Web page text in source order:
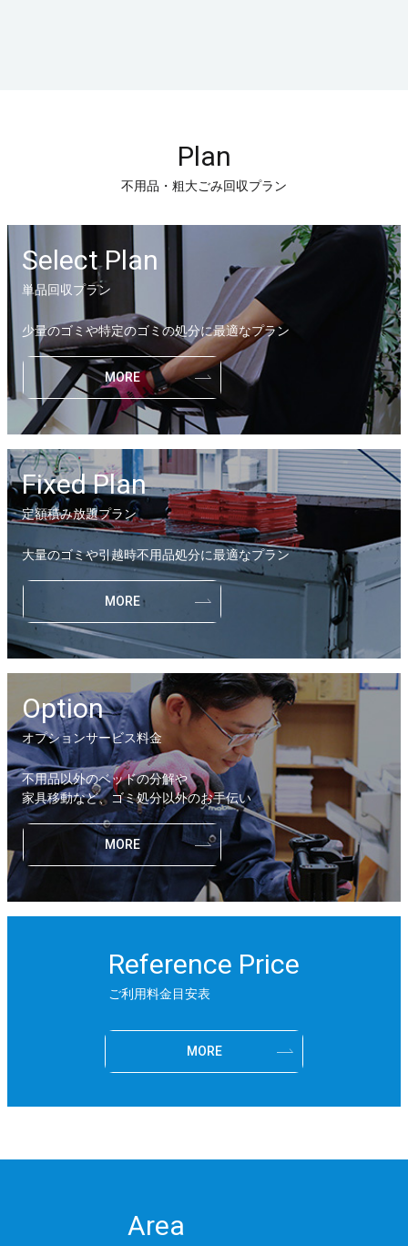
Plan
不用品・粗大ごみ回収プラン
Select Plan
単品回収プラン
少量のゴミや特定のゴミの処分に最適なプラン
MORE
Fixed Plan
定額積み放題プラン
大量のゴミや引越時不用品処分に最適なプラン
MORE
Option
オプションサービス料金
不用品以外のベッドの分解や
家具移動など、ゴミ処分以外のお手伝い
MORE
Reference Price
ご利用料金目安表
MORE
Area